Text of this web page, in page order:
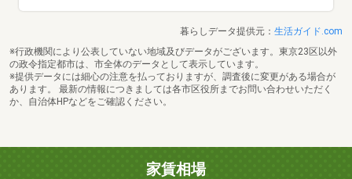
暮らしデータ提供元： 生活ガイド.com
※行政機関により公表していない地域及びデータがございます。東京23区以外
の政令指定都市は、市全体のデータとして表示しています。
※提供データには細心の注意を払っておりますが、調査後に変更がある場合が
あります。 最新の情報につきましては各市区役所までお問い合わせいただく
か、自治体HPなどをご確認ください。
家賃相場